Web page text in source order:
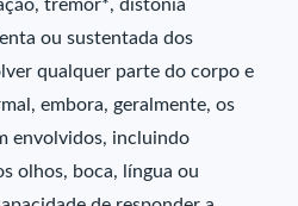
tremor*, distonia
ou sustentada dos
qualquer parte do corpo e
embora, geralmente, os
envolvidos, incluindo
olhos, boca, língua ou